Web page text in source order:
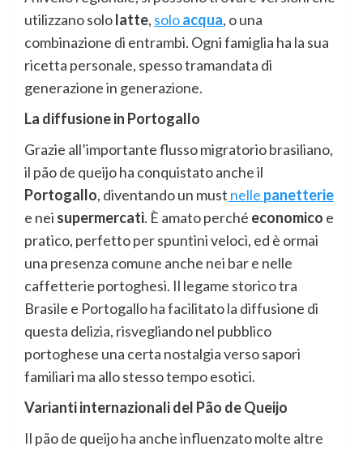
utilizzano sololatte, soloacqua, o una
combinazione di entrambi. Ogni famiglia ha la sua
ricetta personale, spesso tramandata di
generazione in generazione.
La diffusione in Portogallo
Grazie all’importante flusso migratorio brasiliano,
il pão de queijo ha conquistato anche il
Portogallo, diventando un must nelle panetterie
e nei supermercati. È amato perché economico e
pratico, perfetto per spuntini veloci, ed è ormai
una presenza comune anche nei bar e nelle
caffetterie portoghesi. Il legame storico tra
Brasile e Portogallo ha facilitato la diffusione di
questa delizia, risvegliando nel pubblico
portoghese una certa nostalgia verso sapori
familiari ma allo stesso tempo esotici.
Varianti internazionali del Pão de Queijo
Il pão de queijo ha anche influenzato molte altre